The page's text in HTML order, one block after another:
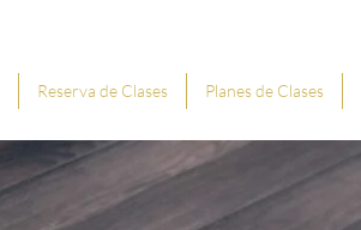
Reserva de Clases Planes de Clases